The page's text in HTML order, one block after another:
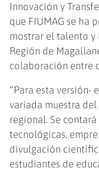
Innovación y
que FIUMAG se ha
mostrar el talento y
Región de
colaboración entre
“Para esta versión-
variada muestra
regional. Se
tecnológicas,
divulgación
estudiantes de